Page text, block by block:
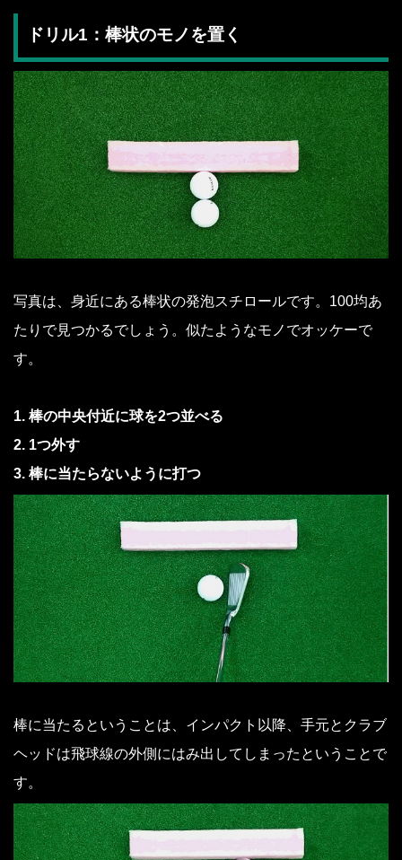
ドリル1：棒状のモノを置く
写真は、身近にある棒状の発泡スチロールです。100均あ
たりで見つかるでしょう。似たようなモノでオッケーで
す。
1. 棒の中央付近に球を2つ並べる
2. 1つ外す
3. 棒に当たらないように打つ
棒に当たるということは、インパクト以降、手元とクラブ
ヘッドは飛球線の外側にはみ出してしまったということで
す。